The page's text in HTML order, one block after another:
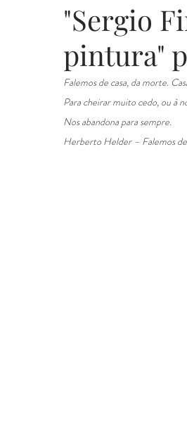
"Sergio
pintura"
Falemos de casa, da morte.
Para cheirar muito cedo, ou à
Nos abandona para sempre.
Herberto Helder – Falemos de